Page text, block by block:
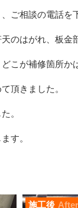
ご相談の電話を
のはがれ、板金
こが補修箇所か
頂きました。
。
す。
施工後 After